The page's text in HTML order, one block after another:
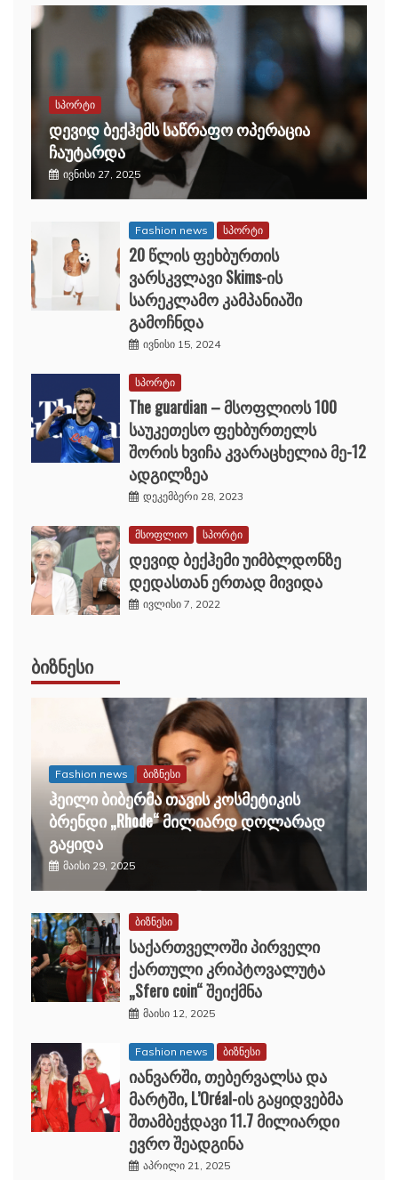
სპორტი
დევიდ ბექჰემს საწრაფო ოპერაცია
ჩაუტარდა
ივნისი 27, 2025
Fashion news სპორტი
20 წლის ფეხბურთის
ვარსკვლავი Skims-ის
სარეკლამო კამპანიაში
გამოჩნდა
ივნისი 15, 2024
სპორტი
The guardian – მსოფლიოს 100
საუკეთესო ფეხბურთელს
შორის ხვიჩა კვარაცხელია მე-12
ადგილზეა
დეკემბერი 28, 2023
მსოფლიო სპორტი
დევიდ ბექჰემი უიმბლდონზე
დედასთან ერთად მივიდა
ივლისი 7, 2022
ᲑᲘᲖᲜᲔᲡᲘ
Fashion news ბიზნესი
ჰეილი ბიბერმა თავის კოსმეტიკის
ბრენდი „Rhode“ მილიარდ დოლარად
გაყიდა
მაისი 29, 2025
ბიზნესი
საქართველოში პირველი
ქართული კრიპტოვალუტა
„Sfero coin“ შეიქმნა
მაისი 12, 2025
Fashion news ბიზნესი
იანვარში, თებერვალსა და
მარტში, L’Oréal-ის გაყიდვებმა
შთამბეჭდავი 11.7 მილიარდი
ევრო შეადგინა
აპრილი 21, 2025